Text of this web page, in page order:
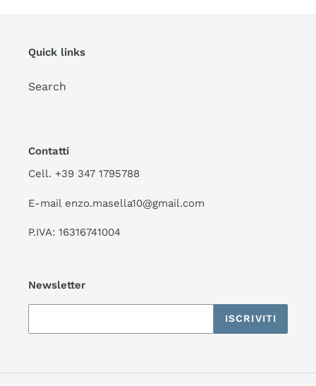
Quick links
Search
Contatti
Cell. +39 347 1795788
E-mail enzo.masella10@gmail.com
P.IVA: 16316741004
Newsletter
ISCRIVITI